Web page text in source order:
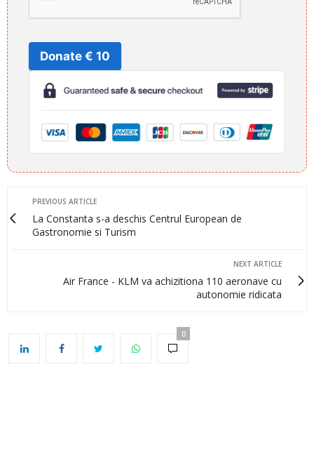
Donate € 10
PREVIOUS ARTICLE
La Constanta s-a deschis Centrul European de
Gastronomie si Turism
NEXT ARTICLE
Air France - KLM va achizitiona 110 aeronave cu
autonomie ridicata
0